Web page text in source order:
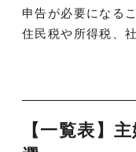
申告が必要になる
住民税や所得税、
【一覧表】